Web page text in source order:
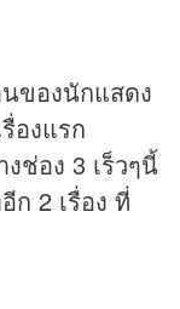
ของนักแสดง
องแรก
ช่อง 3 เร็วๆนี้
ก 2 เรื่อง ที่